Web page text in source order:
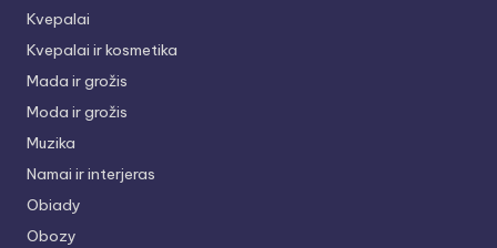
Kvepalai
Kvepalai ir kosmetika
Mada ir grožis
Moda ir grožis
Muzika
Namai ir interjeras
Obiady
Obozy